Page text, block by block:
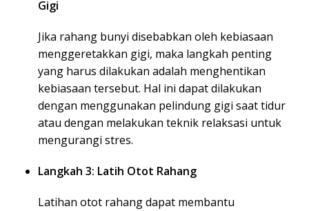
Gigi
Jika rahang bunyi disebabkan oleh kebiasaan
menggeretakkan gigi, maka langkah penting
yang harus dilakukan adalah menghentikan
kebiasaan tersebut. Hal ini dapat dilakukan
dengan menggunakan pelindung gigi saat tidur
atau dengan melakukan teknik relaksasi untuk
mengurangi stres.
Langkah 3: Latih Otot Rahang
Latihan otot rahang dapat membantu